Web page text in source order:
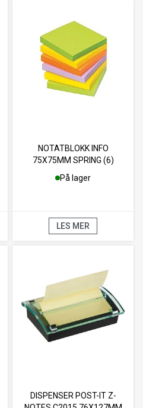
NOTATBLOKK INFO
75X75MM SPRING (6)
På lager
LES MER
DISPENSER POST-IT Z-